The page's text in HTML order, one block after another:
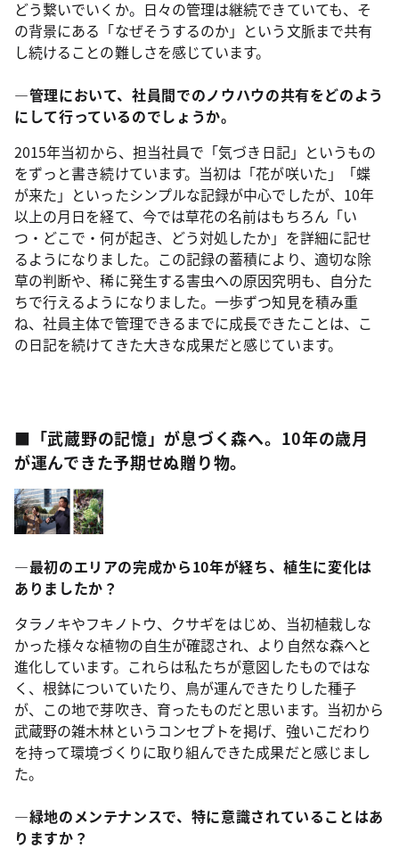
どう繋いでいくか。日々の管理は継続できていても、そ
の背景にある「なぜそうするのか」という文脈まで共有
し続けることの難しさを感じています。
―管理において、社員間でのノウハウの共有をどのよう
にして行っているのでしょうか。
2015年当初から、担当社員で「気づき日記」というもの
をずっと書き続けています。当初は「花が咲いた」「蝶
が来た」といったシンプルな記録が中心でしたが、10年
以上の月日を経て、今では草花の名前はもちろん「い
つ・どこで・何が起き、どう対処したか」を詳細に記せ
るようになりました。この記録の蓄積により、適切な除
草の判断や、稀に発生する害虫への原因究明も、自分た
ちで行えるようになりました。一歩ずつ知見を積み重
ね、社員主体で管理できるまでに成長できたことは、こ
の日記を続けてきた大きな成果だと感じています。
■「武蔵野の記憶」が息づく森へ。10年の歳月
が運んできた予期せぬ贈り物。
―最初のエリアの完成から10年が経ち、植生に変化は
ありましたか？
タラノキやフキノトウ、クサギをはじめ、当初植栽しな
かった様々な植物の自生が確認され、より自然な森へと
進化しています。これらは私たちが意図したものではな
く、根鉢についていたり、鳥が運んできたりした種子
が、この地で芽吹き、育ったものだと思います。当初から
武蔵野の雑木林というコンセプトを掲げ、強いこだわり
を持って環境づくりに取り組んできた成果だと感じまし
た。
―緑地のメンテナンスで、特に意識されていることはあ
りますか？